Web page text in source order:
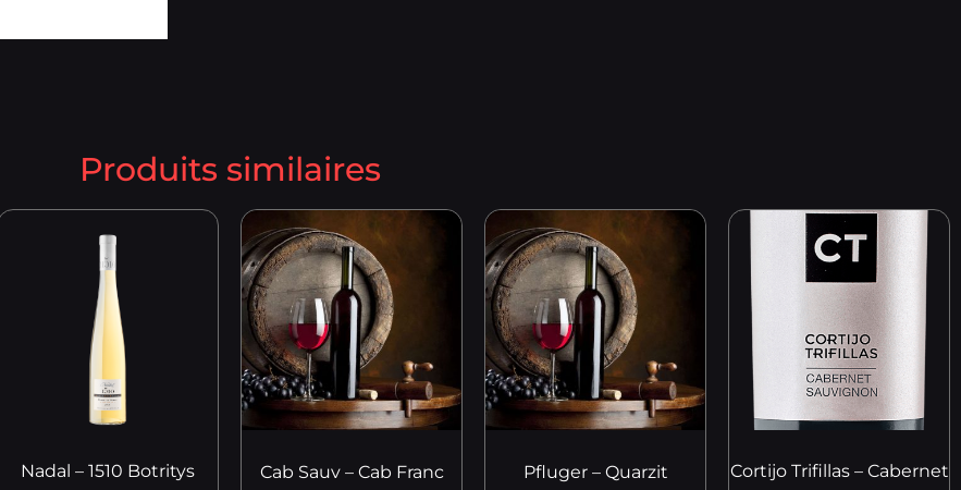
Produits similaires
Nadal – 1510 Botritys
Cab Sauv – Cab Franc Pfluger – Quarzit
Cortijo Trifillas – Cabernet